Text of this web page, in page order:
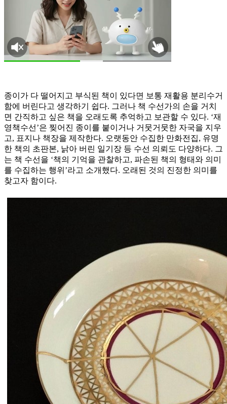
종이가 다 떨어지고 부식된 책이 있다면 보통 재활용 분리수거
함에 버린다고 생각하기 쉽다. 그러나 책 수선가의 손을 거치
면 간직하고 싶은 책을 오래도록 추억하고 보관할 수 있다. ‘재
영책수선’은 찢어진 종이를 붙이거나 거뭇거뭇한 자국을 지우
고, 표지나 책장을 제작한다. 오랫동안 수집한 만화전집, 유명
한 책의 초판본, 낡아 버린 일기장 등 수선 의뢰도 다양하다. 그
는 책 수선을 ‘책의 기억을 관찰하고, 파손된 책의 형태와 의미
를 수집하는 행위’라고 소개했다. 오래된 것의 진정한 의미를
찾고자 함이다.